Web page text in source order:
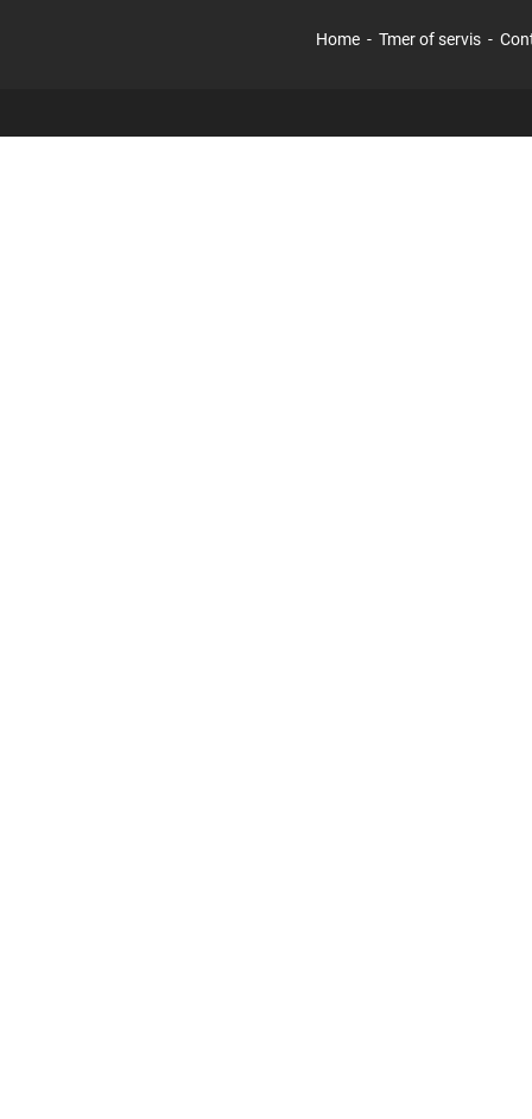
Home Tmer of servis